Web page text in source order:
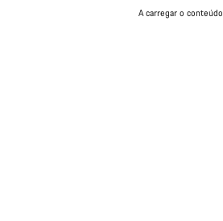
A carregar o conteúdo